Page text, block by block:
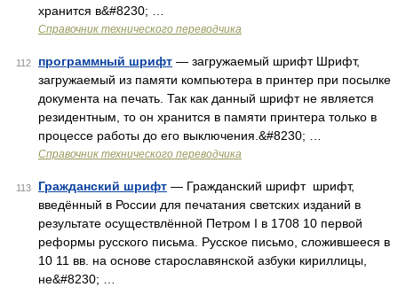
хранится в&#8230; …
Справочник технического переводчика
112 программный шрифт — загружаемый шрифт Шрифт,
загружаемый из памяти компьютера в принтер при посылке
документа на печать. Так как данный шрифт не является
резидентным, то он хранится в памяти принтера только в
процессе работы до его выключения.&#8230; …
Справочник технического переводчика
113 Гражданский шрифт — Гражданский шрифт шрифт,
введённый в России для печатания светских изданий в
результате осуществлённой Петром I в 1708 10 первой
реформы русского письма. Русское письмо, сложившееся в
10 11 вв. на основе старославянской азбуки кириллицы,
не&#8230; …